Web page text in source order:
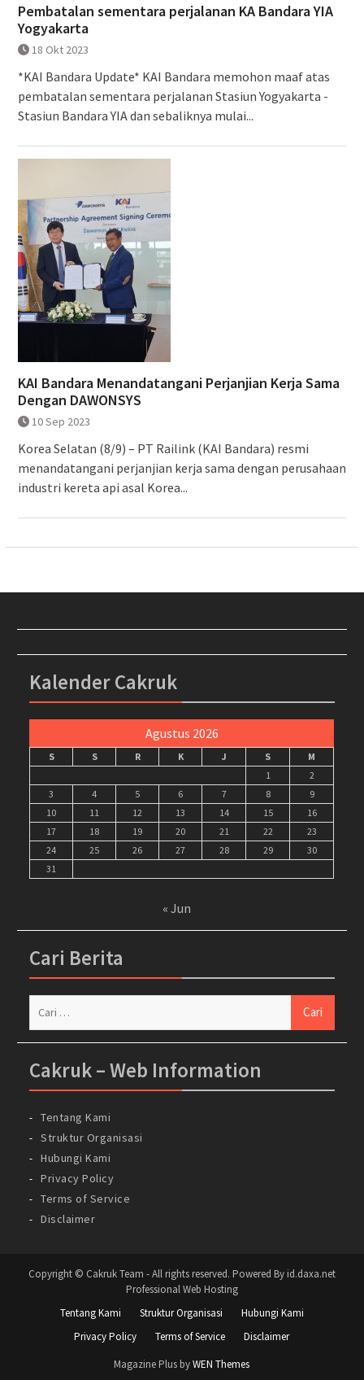
Pembatalan sementara perjalanan KA Bandara YIA
Yogyakarta
18 Okt 2023
*KAI Bandara Update* KAI Bandara memohon maaf atas
pembatalan sementara perjalanan Stasiun Yogyakarta -
Stasiun Bandara YIA dan sebaliknya mulai...
KAI Bandara Menandatangani Perjanjian Kerja Sama
Dengan DAWONSYS
10 Sep 2023
Korea Selatan (8/9) – PT Railink (KAI Bandara) resmi
menandatangani perjanjian kerja sama dengan perusahaan
industri kereta api asal Korea...
Kalender Cakruk
Agustus 2026
S S R K J S
M
1
2
3
4 5 6 7 8
9
10
11 12 13 14 15
16
17
18 19 20 21 22
23
24
25 26 27 28 29
30
31
« Jun
Cari Berita
Cakruk – Web Information
Tentang Kami
Struktur Organisasi
Hubungi Kami
Privacy Policy
Terms of Service
Disclaimer
Copyright © Cakruk Team - All rights reserved. Powered By id.daxa.net
Professional Web Hosting
Tentang Kami
Struktur Organisasi
Hubungi Kami
Privacy Policy
Terms of Service
Disclaimer
Magazine Plus byWEN Themes